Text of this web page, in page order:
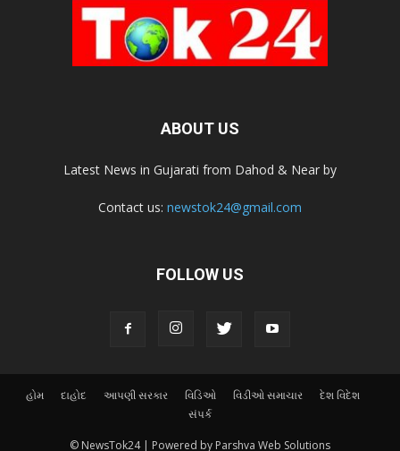
ABOUT US
Latest News in Gujarati from Dahod & Near by
Contact us: newstok24@gmail.com
FOLLOW US
હોમ દાહોદ આપણી સરકાર વિડિઓ વિડીઓ સમાચાર
દેશ વિદેશ
સંપર્ક
© NewsTok24 | Powered by Parshva Web Solutions